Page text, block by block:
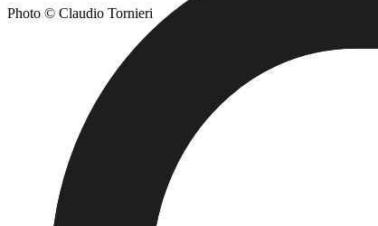
Photo © Claudio Tornieri